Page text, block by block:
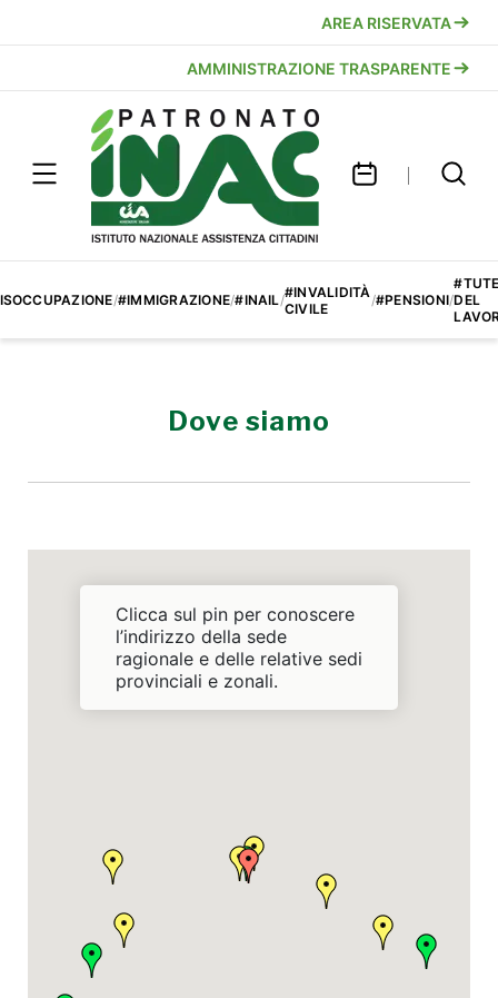
AREA RISERVATA
AMMINISTRAZIONE TRASPARENTE
/#IMMIGRAZIONE/#INAIL/#INVALIDITÀ
CIVILE
/#PENSIONI/DEL
Dove siamo
Clicca sul pin per conoscere
l’indirizzo della sede
ragionale e delle relative sedi
provinciali e zonali.